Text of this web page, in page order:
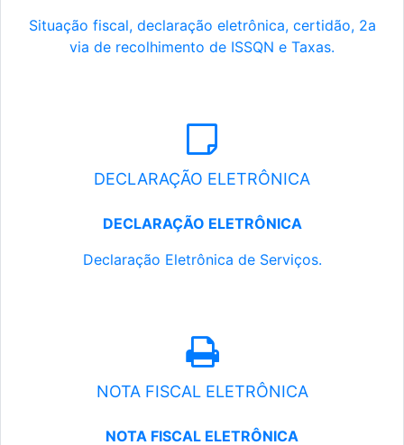
Situação fiscal, declaração eletrônica, certidão, 2a
via de recolhimento de ISSQN e Taxas.
DECLARAÇÃO ELETRÔNICA
DECLARAÇÃO ELETRÔNICA
Declaração Eletrônica de Serviços.
NOTA FISCAL ELETRÔNICA
NOTA FISCAL ELETRÔNICA